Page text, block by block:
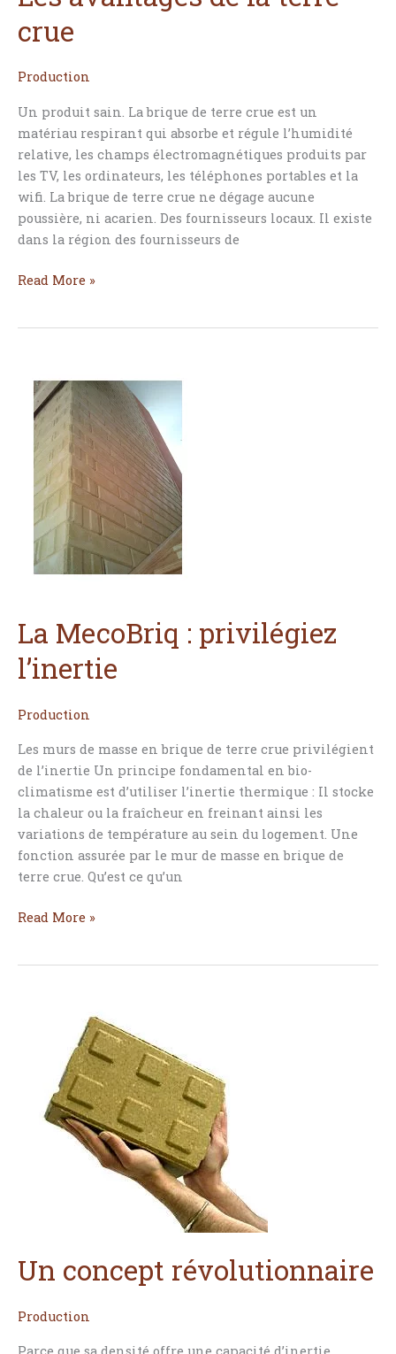
crue
Production
Un produit sain. La brique de terre crue est un
matériau respirant qui absorbe et régule l’humidité
relative, les champs électromagnétiques produits par
les TV, les ordinateurs, les téléphones portables et la
wifi. La brique de terre crue ne dégage aucune
poussière, ni acarien. Des fournisseurs locaux. Il existe
dans la région des fournisseurs de
avantages
de
terre
Read More »
La MecoBriq : privilégiez
l’inertie
Production
Les murs de masse en brique de terre crue privilégient
de l’inertie Un principe fondamental en bio-
climatisme est d’utiliser l’inertie thermique : Il stocke
la chaleur ou la fraîcheur en freinant ainsi les
variations de température au sein du logement. Une
fonction assurée par le mur de masse en brique de
terre crue. Qu’est ce qu’un
MecoBriq
privilégiez
l’inertie
Read More »
Un concept révolutionnaire
Production
révolutionnaire